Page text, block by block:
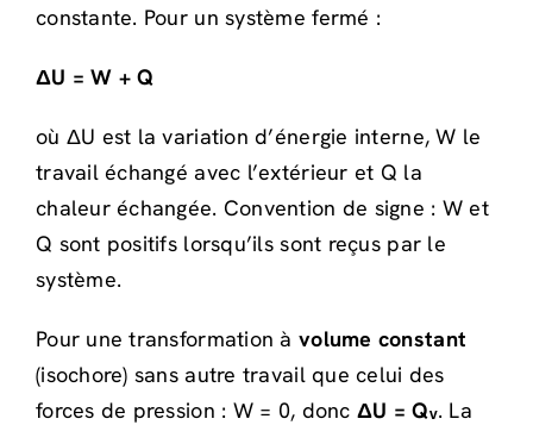
constante. Pour un système fermé :
ΔU = W + Q
où ΔU est la variation d’énergie interne, W le
travail échangé avec l’extérieur et Q la
chaleur échangée. Convention de signe : W et
Q sont positifs lorsqu’ils sont reçus par le
système.
Pour une transformation àvolume constant
(isochore) sans autre travail que celui des
forces de pression : W = 0, donc ΔU = Qᵥ. La